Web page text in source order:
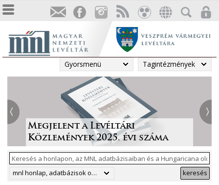
Gyorsmenü Tagintézmények
Irodalmi folyóiratok helyzete
1986-ban
Megjelent a Levéltári
Közlemények 2025. évi száma
„Lapidáris emlékek” a levéltári
anyagban
ArchívNet 2026/2.
Tájékoztatás a Pest vármegyei
állami anyakönyvi
másodpéldányok online
közzétételéről
mnl honlap, adatbázisok online, hungaricana keresés